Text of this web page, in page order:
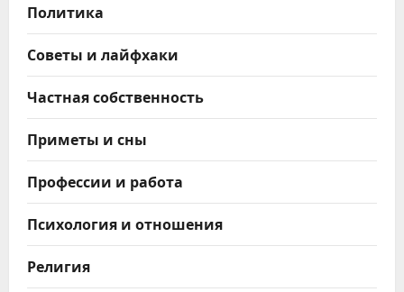
Политика
Советы и лайфхаки
Частная собственность
Приметы и сны
Профессии и работа
Психология и отношения
Религия